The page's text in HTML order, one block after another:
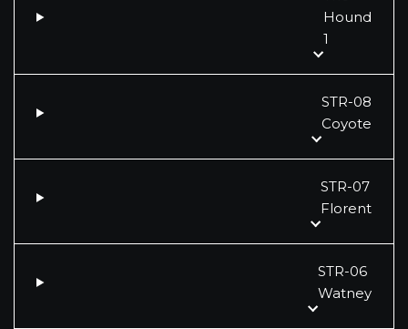
Hound
1
STR-08
Coyote
STR-07
Florent
STR-06
Watney